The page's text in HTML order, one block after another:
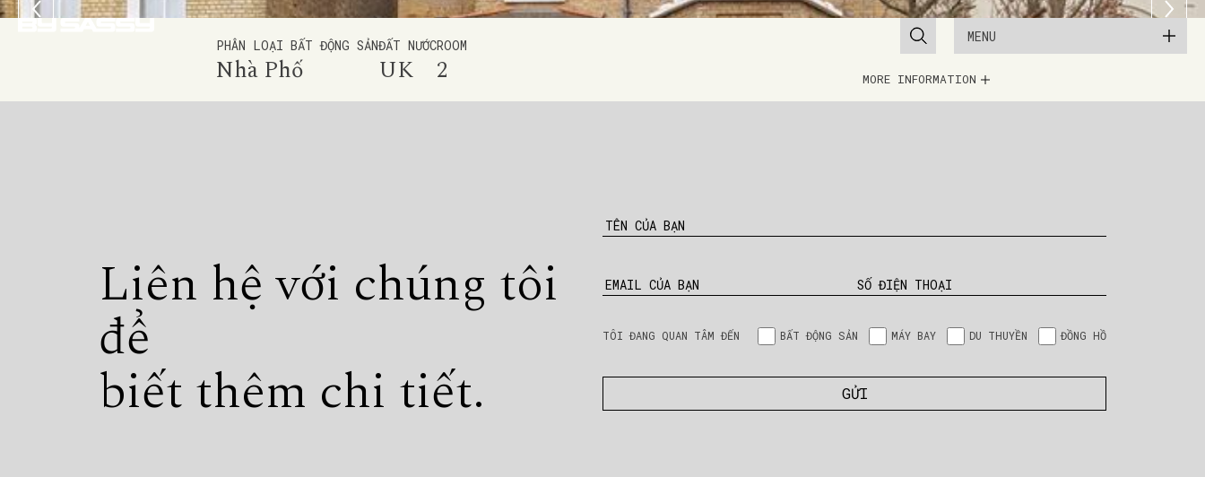
MENU
PHÂN LOẠI BẤT ĐỘNG SẢN
Nhà Phố
ĐẤT NƯỚC
UK
ROOM
2 MORE INFORMATION
Liên hệ với chúng tôi
để
biết thêm chi tiết.
TÊN CỦA BẠN
EMAIL CỦA BẠN SỐ ĐIỆN THOẠI
TÔI ĐANG QUAN TÂM ĐẾN BẤT ĐỘNG SẢN MÁY BAY DU THUYỀN ĐỒNG HỒ